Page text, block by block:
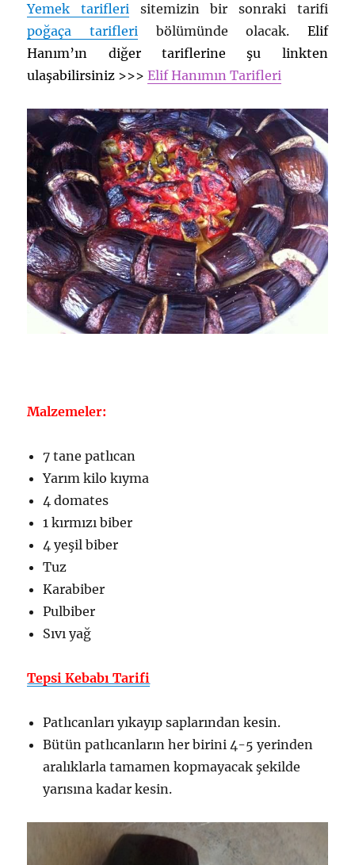
Yemek tarifleri sitemizin bir sonraki tarifi
poğaça tarifleribölümünde olacak. Elif
Hanım’ın diğer tariflerine şu linkten
ulaşabilirsiniz >>>Elif Hanımın Tarifleri
Malzemeler:
7 tane patlıcan
Yarım kilo kıyma
4 domates
1 kırmızı biber
4 yeşil biber
Tuz
Karabiber
Pulbiber
Sıvı yağ
Tepsi Kebabı Tarifi
Patlıcanları yıkayıp saplarından kesin.
Bütün patlıcanların her birini 4-5 yerinden
aralıklarla tamamen kopmayacak şekilde
yarısına kadar kesin.